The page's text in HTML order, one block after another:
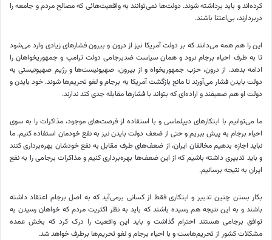
کرده‌اند و باید برداشته شوند. دولت‌ها نمی‌توانند به واقعیت‌هائی که مصالح مردم و جامعه را
دربردارند، بی‌اعتنا باشند.
این را هم همه می‌دانند که بر دولت آمریکا نیز از درون و بیرون فشارهای زیادی وارد می‌شود
تا به طرف احیاء برجام نرود و همان سیاست ضدبرجامی دولت ترامپ و جمهوریخواهان را
ادامه بدهد. از درون، حزب جمهوریخواه و از بیرون، صهیونیست‌ها و رژیم صهیونیستی به
دولت بایدن فشار می‌آورند تا مانع بازگشت آمریکا به برجام و لغو تحریم‌ها شوند. خود بایدن و
دولت او هم ضعیفند و اراده‌ای که بتواند با فشارها مقابله جدی کند ندارند.
ما می‌توانیم با ابتکارهای دیپلماسی و با استفاده از فرصت‌های موجود، مذاکرات را به سوی
احیاء برجام به پیش ببریم و حتی از ضعف دولت بایدن نیز به نفع خودمان استفاده کنیم. ما
نباید اجازه بدهیم مخالفان ایران، از ضعف‌های طرف مقابل به نفع خودشان بهره‌برداری کنند
و باید تدبیری داشته باشیم که از این ضعف‌ها بهره‌برداری کنیم و مذاکرات برجامی را به نفع
ایران به نتیجه برسانیم.
بکار بستن چنین تدبیر و ابتکاری فقط از کسانی برمی‌آید که به اصل برجام اعتقاد داشته
باشند و به این نتیجه هم رسیده باشند که باید به نظر اکثریت مردم که خواهان رسیدن به
توافق‌ برجامی هستند احترام گذاشت و باید این واقعیت را درک کرد که بخش عمده
مشکلات کشور از تحریم‌هاست و با احیاء برجام و لغو تحریم‌ها برطرف خواهد شد.